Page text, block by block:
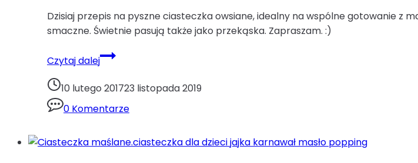
Dzisiaj przepis na pyszne ciasteczka owsiane, idealny na wspólne gotowanie z
smaczne. Świetnie pasują także jako przekąska. Zapraszam. :)
Czytaj dalejCiasteczka
owsianeciasteczka
dla
popping
owsiane
10 lutego 201723 listopada 2019
0 Komentarze